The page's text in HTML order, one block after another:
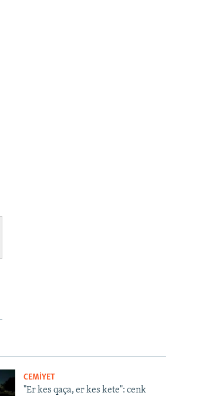
CEMİYET
"Er kes qaça, er kes kete": cenk